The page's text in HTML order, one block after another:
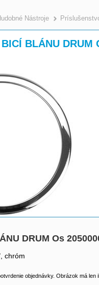
Nástroje
BLÁNU DRUM
DRUM Os
chróm
objednávky. Obrázok má len